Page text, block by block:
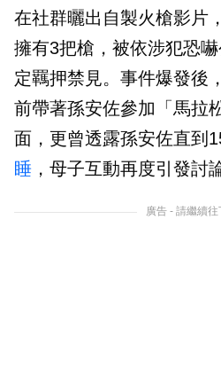
在社群曬出自製火槍影片
擁有3把槍，被依涉犯恐
定羈押禁見。事件爆發後
前帶著孫安佐參加「馬拉
面，更曾透露孫安佐直到
睡 ，母子互動再度引發討
廣告 - 請繼續